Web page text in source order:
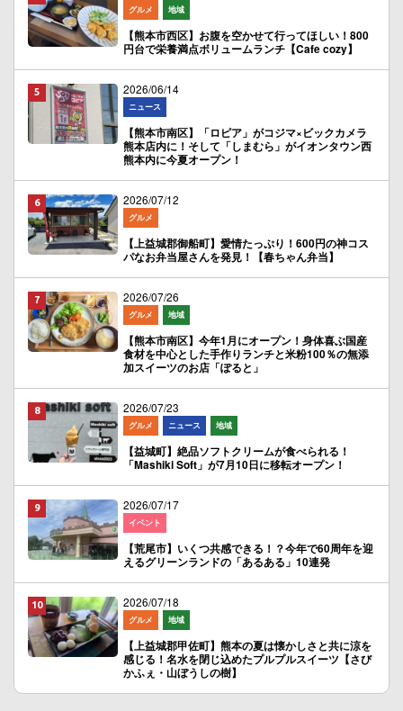
グルメ 地域
【熊本市西区】お腹を空かせて行ってほしい！800
円台で栄養満点ボリュームランチ【Cafe cozy】
2026/06/14
ニュース
【熊本市南区】「ロピア」がコジマ×ビックカメラ
熊本店内に！そして「しまむら」がイオンタウン西
熊本内に今夏オープン！
2026/07/12
グルメ
【上益城郡御船町】愛情たっぷり！600円の神コス
パなお弁当屋さんを発見！【春ちゃん弁当】
2026/07/26
グルメ 地域
【熊本市南区】今年1月にオープン！身体喜ぶ国産
食材を中心とした手作りランチと米粉100％の無添
加スイーツのお店「ぽると」
2026/07/23
グルメ ニュース 地域
【益城町】絶品ソフトクリームが食べられる！
「Mashiki Soft」が7月10日に移転オープン！
2026/07/17
イベント
【荒尾市】いくつ共感できる！？今年で60周年を迎
えるグリーンランドの「あるある」10連発
2026/07/18
グルメ 地域
【上益城郡甲佐町】熊本の夏は懐かしさと共に涼を
感じる！名水を閉じ込めたプルプルスイーツ【さび
かふぇ・山ぼうしの樹】